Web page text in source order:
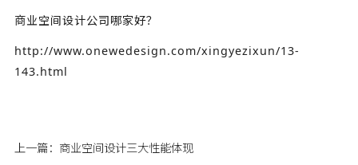
商业空间设计公司哪家好？
http://www.onewedesign.com/xingyezixun/13-
143.html
上一篇： 商业空间设计三大性能体现